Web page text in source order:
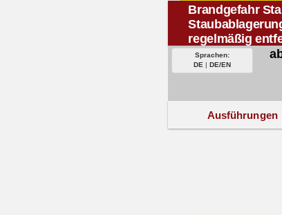
Brandgefahr
regelmäßig
Sprachen:
DE
DE/EN
Ausführungen